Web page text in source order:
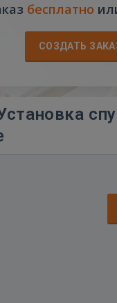
бесплатно
СОЗДАТЬ